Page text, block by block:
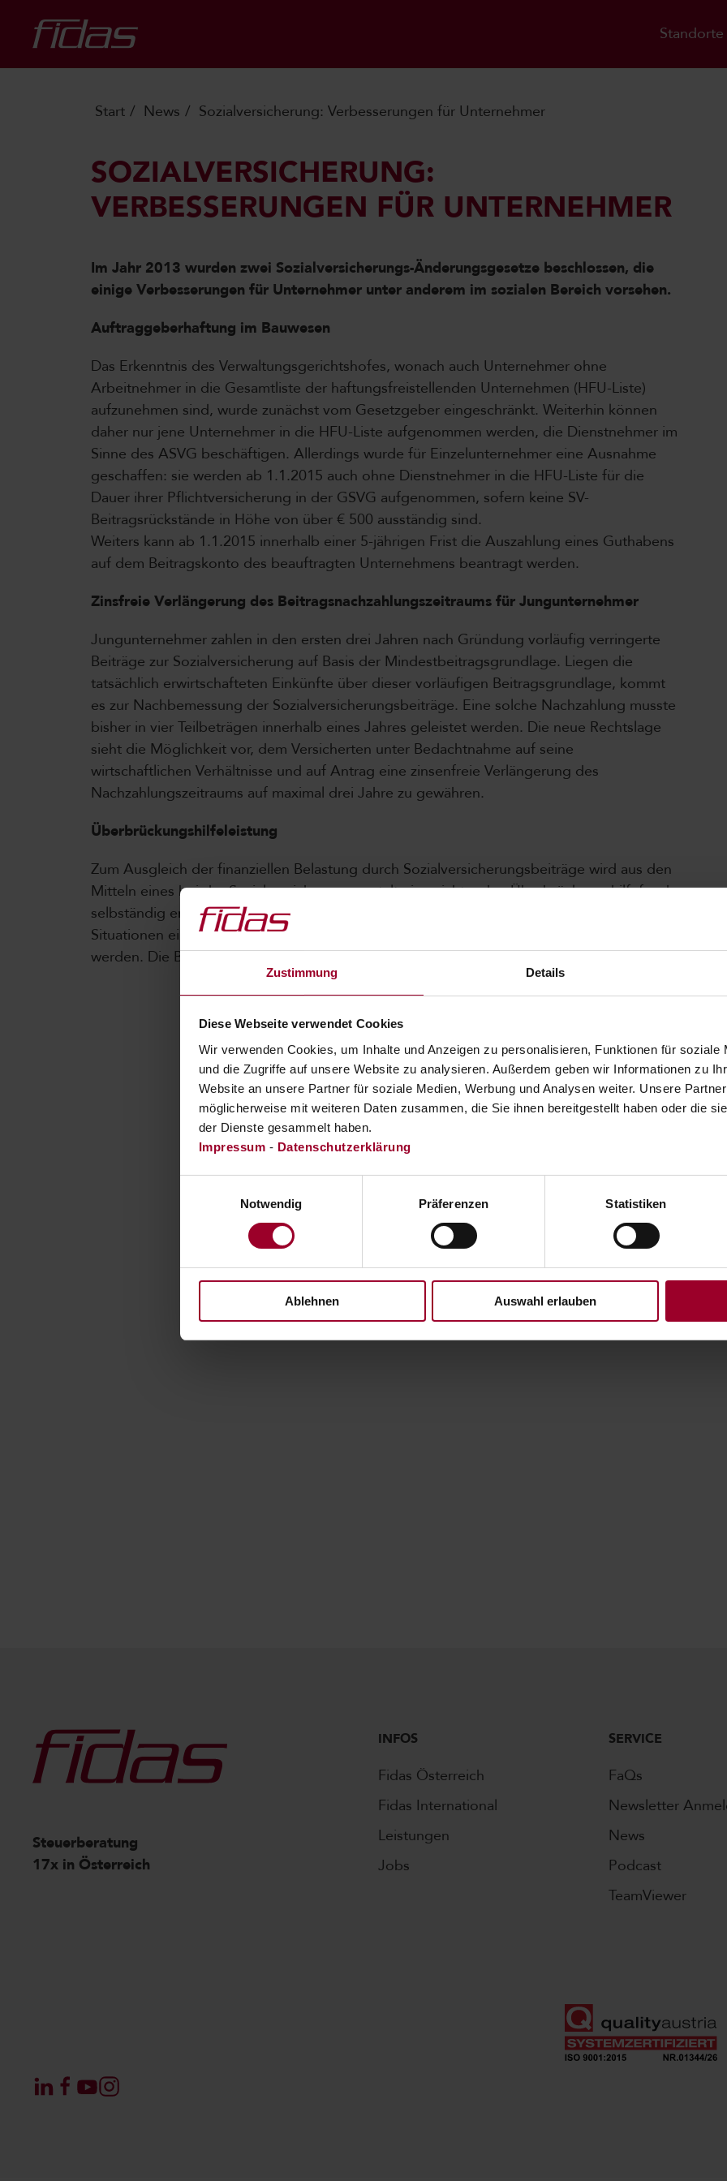
Zustimmung Details
Diese Webseite verwendet Cookies
Wir verwenden Cookies, um Inhalte und Anzeigen zu personalisieren, Funktionen für soziale
und die Zugriffe auf unsere Website zu analysieren. Außerdem geben wir Informationen zu
Website an unsere Partner für soziale Medien, Werbung und Analysen weiter. Unsere
möglicherweise mit weiteren Daten zusammen, die Sie ihnen bereitgestellt haben oder die
der Dienste gesammelt haben.
Impressum - Datenschutzerklärung
Notwendig
Präferenzen Statistiken
Ablehnen Auswahl erlauben
Standorte
Start News Sozialversicherung: Verbesserungen für Unternehmer
SOZIALVERSICHERUNG:
VERBESSERUNGEN FÜR UNTERNEHMER
Im Jahr 2013 wurden zwei Sozialversicherungs-Änderungsgesetze beschlossen, die
einige Verbesserungen für Unternehmer unter anderem im sozialen Bereich vorsehen.
Auftraggeberhaftung im Bauwesen
Das Erkenntnis des Verwaltungsgerichtshofes, wonach auch Unternehmer ohne
Arbeitnehmer in die Gesamtliste der haftungsfreistellenden Unternehmen (HFU-Liste)
aufzunehmen sind, wurde zunächst vom Gesetzgeber eingeschränkt. Weiterhin können
daher nur jene Unternehmer in die HFU-Liste aufgenommen werden, die Dienstnehmer im
Sinne des ASVG beschäftigen. Allerdings wurde für Einzelunternehmer eine Ausnahme
geschaffen: sie werden ab 1.1.2015 auch ohne Dienstnehmer in die HFU-Liste für die
Dauer ihrer Pflichtversicherung in der GSVG aufgenommen, sofern keine SV-
Beitragsrückstände in Höhe von über € 500 ausständig sind.
Weiters kann ab 1.1.2015 innerhalb einer 5-jährigen Frist die Auszahlung eines Guthabens
auf dem Beitragskonto des beauftragten Unternehmens beantragt werden.
Zinsfreie Verlängerung des Beitragsnachzahlungszeitraums für Jungunternehmer
Jungunternehmer zahlen in den ersten drei Jahren nach Gründung vorläufig verringerte
Beiträge zur Sozialversicherung auf Basis der Mindestbeitragsgrundlage. Liegen die
tatsächlich erwirtschafteten Einkünfte über dieser vorläufigen Beitragsgrundlage, kommt
es zur Nachbemessung der Sozialversicherungsbeiträge. Eine solche Nachzahlung musste
bisher in vier Teilbeträgen innerhalb eines Jahres geleistet werden. Die neue Rechtslage
sieht die Möglichkeit vor, dem Versicherten unter Bedachtnahme auf seine
wirtschaftlichen Verhältnisse und auf Antrag eine zinsenfreie Verlängerung des
Nachzahlungszeitraums auf maximal drei Jahre zu gewähren.
Überbrückungshilfeleistung
Zum Ausgleich der finanziellen Belastung durch Sozialversicherungsbeiträge wird aus den
Mitteln eines bei der Sozialversicherungsanstalt einzurichtenden Überbrückungshilfefonds
selbständig erwerbstätigen Kleinunternehmern in besonders berücksichtigungswürdigen
Situationen ein Zuschuss zu den Kranken- und Pensionsversicherungsbeiträgen gewährt
werden. Die Bestimmung tritt mit 1.1.2014 in Kraft und ist vorerst auf ein Jahr befristet.
Steuerberatung
17x in Österreich
INFOS
Fidas Österreich
Fidas International
Leistungen
Jobs
SERVICE
FaQs
Newsletter
News
Podcast
TeamViewer